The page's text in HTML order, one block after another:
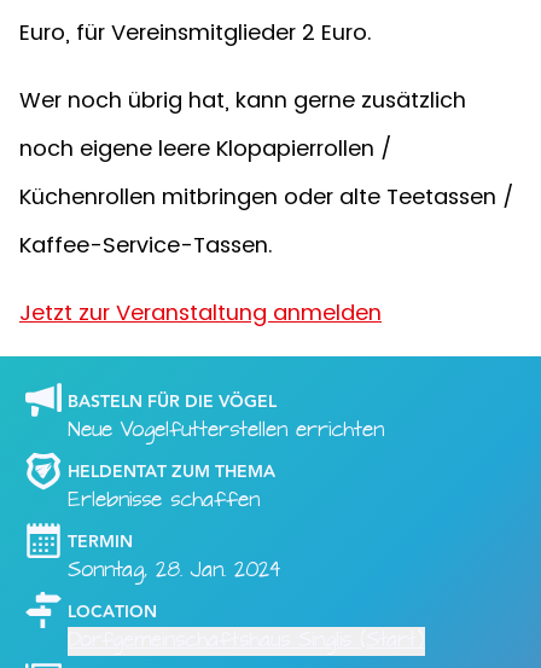
Euro, für Vereinsmitglieder 2 Euro.
Wer noch übrig hat, kann gerne zusätzlich
noch eigene leere Klopapierrollen /
Küchenrollen mitbringen oder alte Teetassen /
Kaffee-Service-Tassen.
Jetzt zur Veranstaltung anmelden
BASTELN FÜR DIE VÖGEL
Neue Vogelfutterstellen errichten
HELDENTAT ZUM THEMA
Erlebnisse schaffen
TERMIN
Sonntag, 28. Jan. 2024
LOCATION